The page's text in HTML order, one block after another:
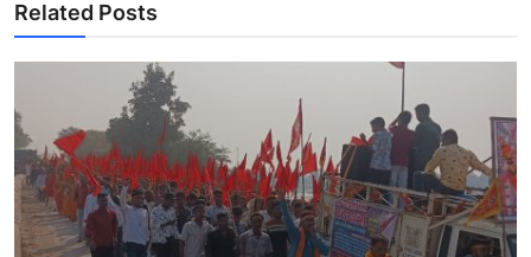
Related Posts